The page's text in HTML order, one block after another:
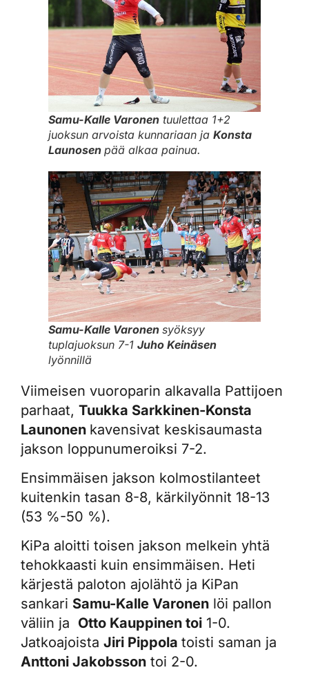
Samu-Kalle Varonen tuulettaa 1+2
juoksun arvoista kunnariaan ja Konsta
Launosen pää alkaa painua.
Samu-Kalle Varonen syöksyy
tuplajuoksun 7-1 Juho Keinäsen
lyönnillä
Viimeisen vuoroparin alkavalla Pattijoen
parhaat, Tuukka Sarkkinen-Konsta
Launonen kavensivat keskisaumasta
jakson loppunumeroiksi 7-2.
Ensimmäisen jakson kolmostilanteet
kuitenkin tasan 8-8, kärkilyönnit 18-13
(53 %-50 %).
KiPa aloitti toisen jakson melkein yhtä
tehokkaasti kuin ensimmäisen. Heti
kärjestä paloton ajolähtö ja KiPan
sankari Samu-Kalle Varonen löi pallon
väliin ja Otto Kauppinen toi 1-0.
Jatkoajoista Jiri Pippola toisti saman ja
Anttoni Jakobsson toi 2-0.